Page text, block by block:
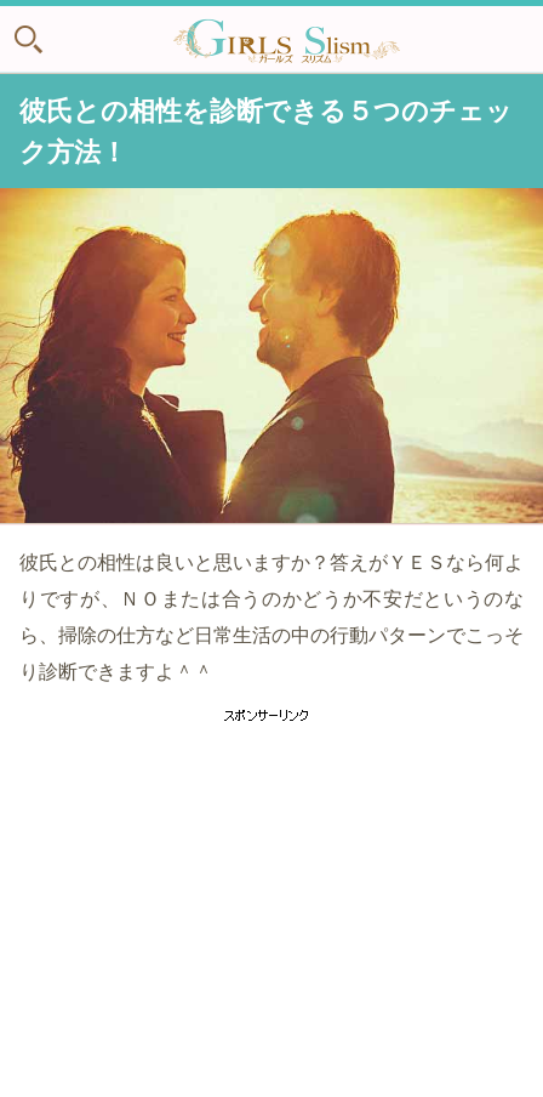
彼氏との相性を診断できる５つのチェッ
ク方法！
彼氏との相性は良いと思いますか？答えがＹＥＳなら何よ
りですが、ＮＯまたは合うのかどうか不安だというのな
ら、掃除の仕方など日常生活の中の行動パターンでこっそ
り診断できますよ＾＾